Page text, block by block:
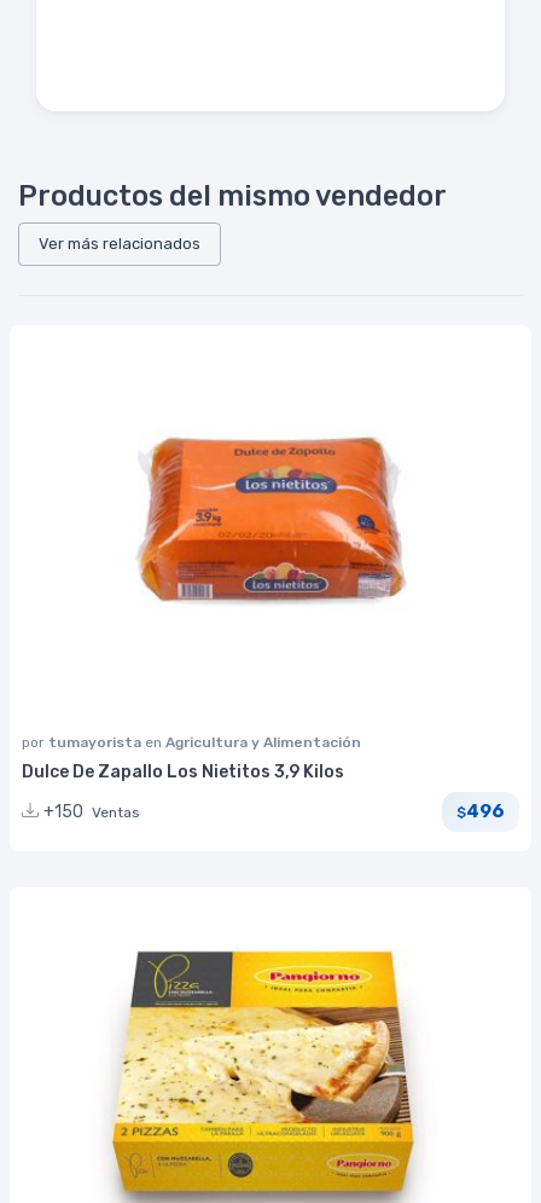
Productos del mismo vendedor
Ver más relacionados
por tumayorista en Agricultura y Alimentación
Dulce De Zapallo Los Nietitos 3,9 Kilos
+150 Ventas $496